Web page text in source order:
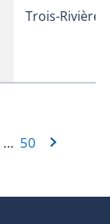
Trois-Rivières
… 50